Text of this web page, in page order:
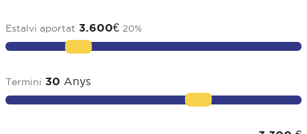
Estalvi aportat 3.600€ 20%
Termini 30 Anys